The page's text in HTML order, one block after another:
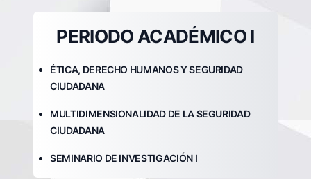
PERIODO ACADÉMICO I
ÉTICA, DERECHO HUMANOS Y SEGURIDAD
CIUDADANA
MULTIDIMENSIONALIDAD DE LA SEGURIDAD
CIUDADANA
SEMINARIO DE INVESTIGACIÓN I